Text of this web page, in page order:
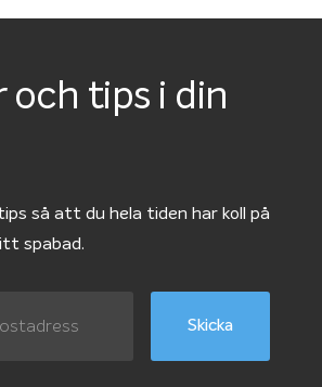
och tips i din
så att du hela tiden har koll på
spabad.